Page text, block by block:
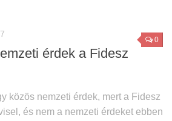
0
érdek a Fidesz
közös nemzeti érdek, mert a Fidesz
és nem a nemzeti érdeket ebben